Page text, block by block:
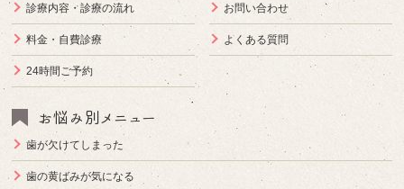
診療内容・診療の流れ
料金・自費診療
お問い合わせ
よくある質問
24時間ご予約
お悩み別メニュー
歯が欠けてしまった
歯の黄ばみが気になる